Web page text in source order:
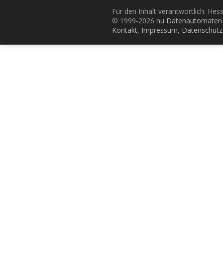
Für den Inhalt verantwortlich:
© 1999-2026 nu
Kontakt, Impressum, Datenschutz